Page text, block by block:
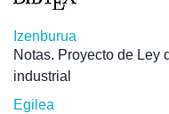
Izenburua
Notas. Proyecto de Ley
industrial
Egilea